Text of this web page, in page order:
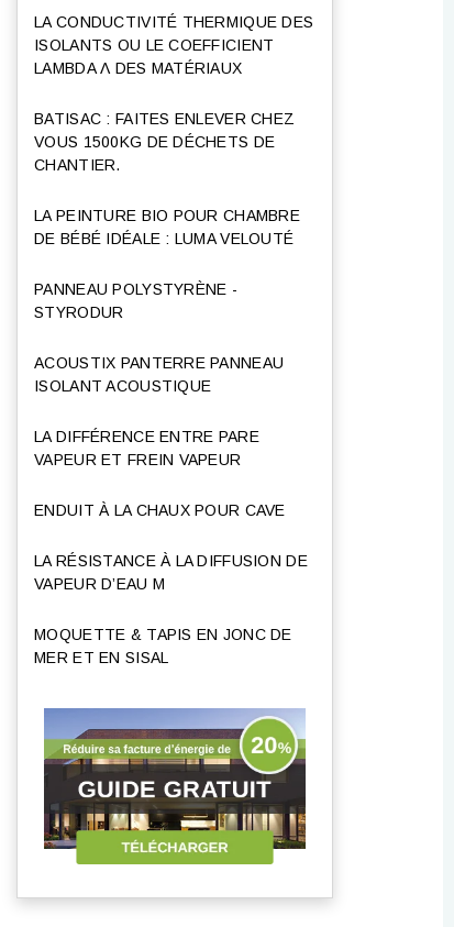
LA CONDUCTIVITÉ THERMIQUE DES
ISOLANTS OU LE COEFFICIENT
LAMBDA Λ DES MATÉRIAUX
BATISAC : FAITES ENLEVER CHEZ
VOUS 1500KG DE DÉCHETS DE
CHANTIER.
LA PEINTURE BIO POUR CHAMBRE
DE BÉBÉ IDÉALE : LUMA VELOUTÉ
PANNEAU POLYSTYRÈNE -
STYRODUR
ACOUSTIX PANTERRE PANNEAU
ISOLANT ACOUSTIQUE
LA DIFFÉRENCE ENTRE PARE
VAPEUR ET FREIN VAPEUR
ENDUIT À LA CHAUX POUR CAVE
LA RÉSISTANCE À LA DIFFUSION DE
VAPEUR D’EAU Μ
MOQUETTE & TAPIS EN JONC DE
MER ET EN SISAL